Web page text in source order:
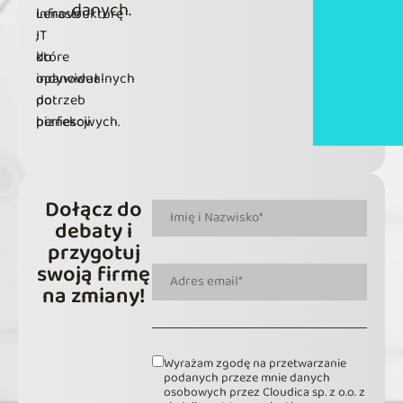
danych.
Lenovo
,
które
opanował
do
perfekcji.
infrastrukturę
IT
do
indywidualnych
potrzeb
biznesowych.
Dołącz do
debaty i
przygotuj
swoją firmę
na zmiany!
Wyrażam zgodę na przetwarzanie
podanych przeze mnie danych
osobowych przez Cloudica sp. z o.o. z